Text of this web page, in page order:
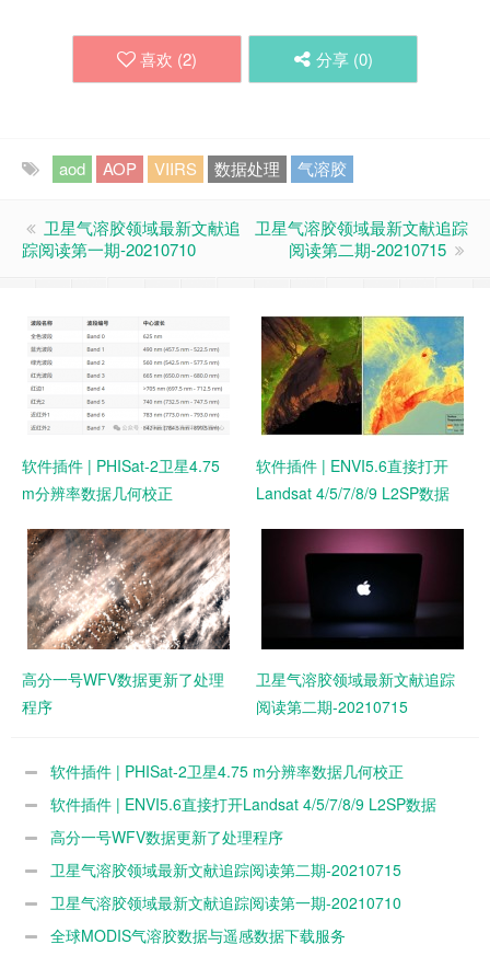
喜欢 (2) 分享 (0)
aod AOP VIIRS 数据处理 气溶胶
卫星气溶胶领域最新文献追
踪阅读第一期-20210710
卫星气溶胶领域最新文献追踪
阅读第二期-20210715
软件插件 | PHISat-2卫星4.75
m分辨率数据几何校正
软件插件 | ENVI5.6直接打开
Landsat 4/5/7/8/9 L2SP数据
高分一号WFV数据更新了处理
程序
卫星气溶胶领域最新文献追踪
阅读第二期-20210715
软件插件 | PHISat-2卫星4.75 m分辨率数据几何校正
软件插件 | ENVI5.6直接打开Landsat 4/5/7/8/9 L2SP数据
高分一号WFV数据更新了处理程序
卫星气溶胶领域最新文献追踪阅读第二期-20210715
卫星气溶胶领域最新文献追踪阅读第一期-20210710
全球MODIS气溶胶数据与遥感数据下载服务